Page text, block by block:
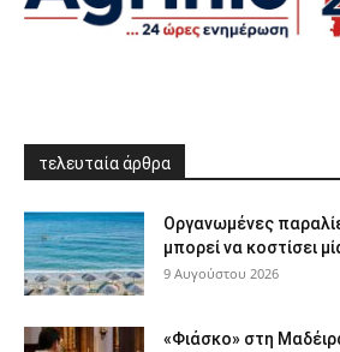
τελευταία άρθρα
Οργανωμένες
μπορεί να κοστίσει
9 Αυγούστου 2026
«Φιάσκο» στη